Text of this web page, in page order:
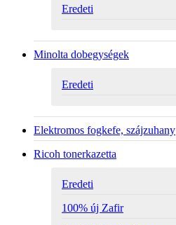
Eredeti
Minolta dobegységek
Eredeti
Elektromos fogkefe, szájzuhany
Ricoh tonerkazetta
Eredeti
100% új Zafir